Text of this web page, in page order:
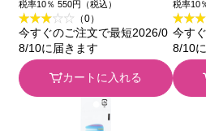
税率10％ 550円（税込）
（0）
今すぐのご注文で最短2026/0
8/10に届きます
カートに入れる
税率10
今す
8/10